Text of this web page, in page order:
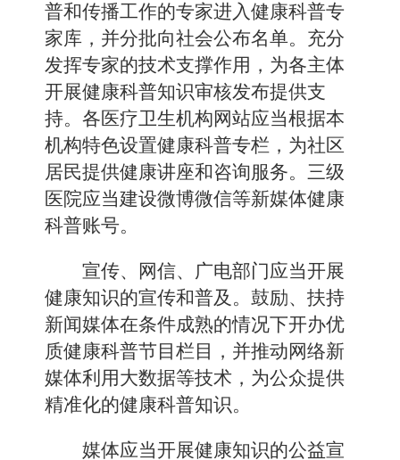
普和传播工作的专家进入健康科普专
家库，并分批向社会公布名单。充分
发挥专家的技术支撑作用，为各主体
开展健康科普知识审核发布提供支
持。各医疗卫生机构网站应当根据本
机构特色设置健康科普专栏，为社区
居民提供健康讲座和咨询服务。三级
医院应当建设微博微信等新媒体健康
科普账号。
宣传、网信、广电部门应当开展
健康知识的宣传和普及。鼓励、扶持
新闻媒体在条件成熟的情况下开办优
质健康科普节目栏目，并推动网络新
媒体利用大数据等技术，为公众提供
精准化的健康科普知识。
媒体应当开展健康知识的公益宣